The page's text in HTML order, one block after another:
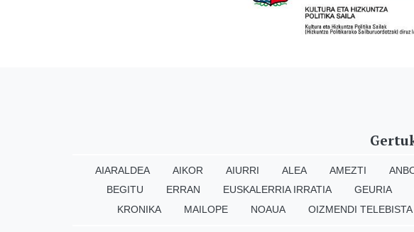
AIARALDEA AIKOR AIURRI ALEA AMEZTI
BEGITU
ERRAN EUSKALERRIA IRRATIA GEURIA
KRONIKA
MAILOPE NOAUA OIZMENDI TELEBISTA